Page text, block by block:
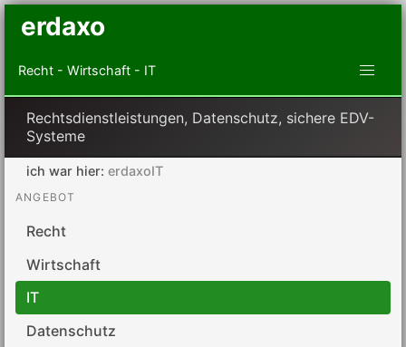
erdaxo
Recht - Wirtschaft - IT
Rechtsdienstleistungen, Datenschutz, sichere EDV-
Systeme
ich war hier: erdaxoIT
ANGEBOT
Recht
Wirtschaft
IT
Datenschutz